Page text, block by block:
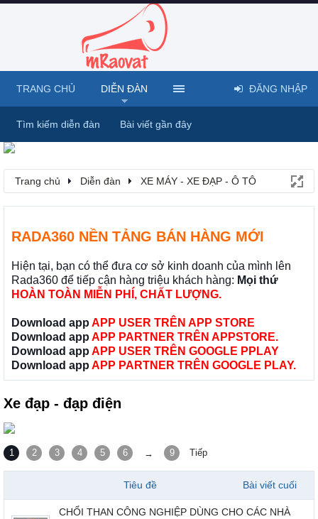
Trang chủ Diễn đàn XE MÁY - XE ĐẠP - Ô TÔ
RADA360 NỀN TẢNG BÁN HÀNG MỚI
Hiện tại, bạn có thể đưa cơ sở kinh doanh của mình lên
Rada360 để tiếp cận hàng triệu khách hàng: Mọi thứ
HOÀN TOÀN MIỄN PHÍ, CHẤT LƯỢNG.
Download app APP USER TRÊN APP STORE
Download app APP PARTNER TRÊN APPSTORE.
Download app APP USER TRÊN GOOGLE PPLAY
Download app APP PARTNER TRÊN GOOGLE PLAY.
Xe đạp - đạp điện
1 2 3 4 5 6 → 9 Tiếp
Tiêu đề Bài viết cuối
CHỔI THAN CÔNG NGHIỆP DÙNG CHO CÁC NHÀ
TRANG CHỦ DIỄN ĐÀN
Tìm kiếm diễn đàn Bài viết gần đây
ĐĂNG NHẬP